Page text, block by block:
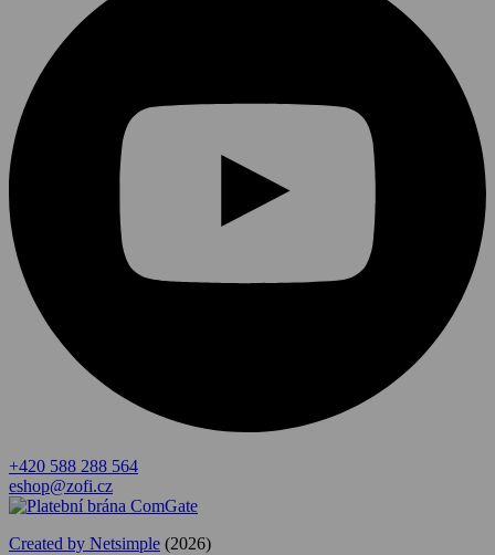
+420 588 288 564
eshop@zofi.cz
Created by Netsimple (2026)